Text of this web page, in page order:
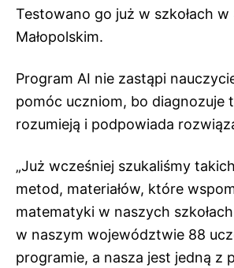
Testowano go już w szkołach w
Małopolskim.
Program AI nie zastąpi
pomóc uczniom, bo diagnozuje
rozumieją i podpowiada
„Już wcześniej szukaliśmy
metod, materiałów, które
matematyki w naszych
w naszym województwie 88
programie, a nasza jest jedną z